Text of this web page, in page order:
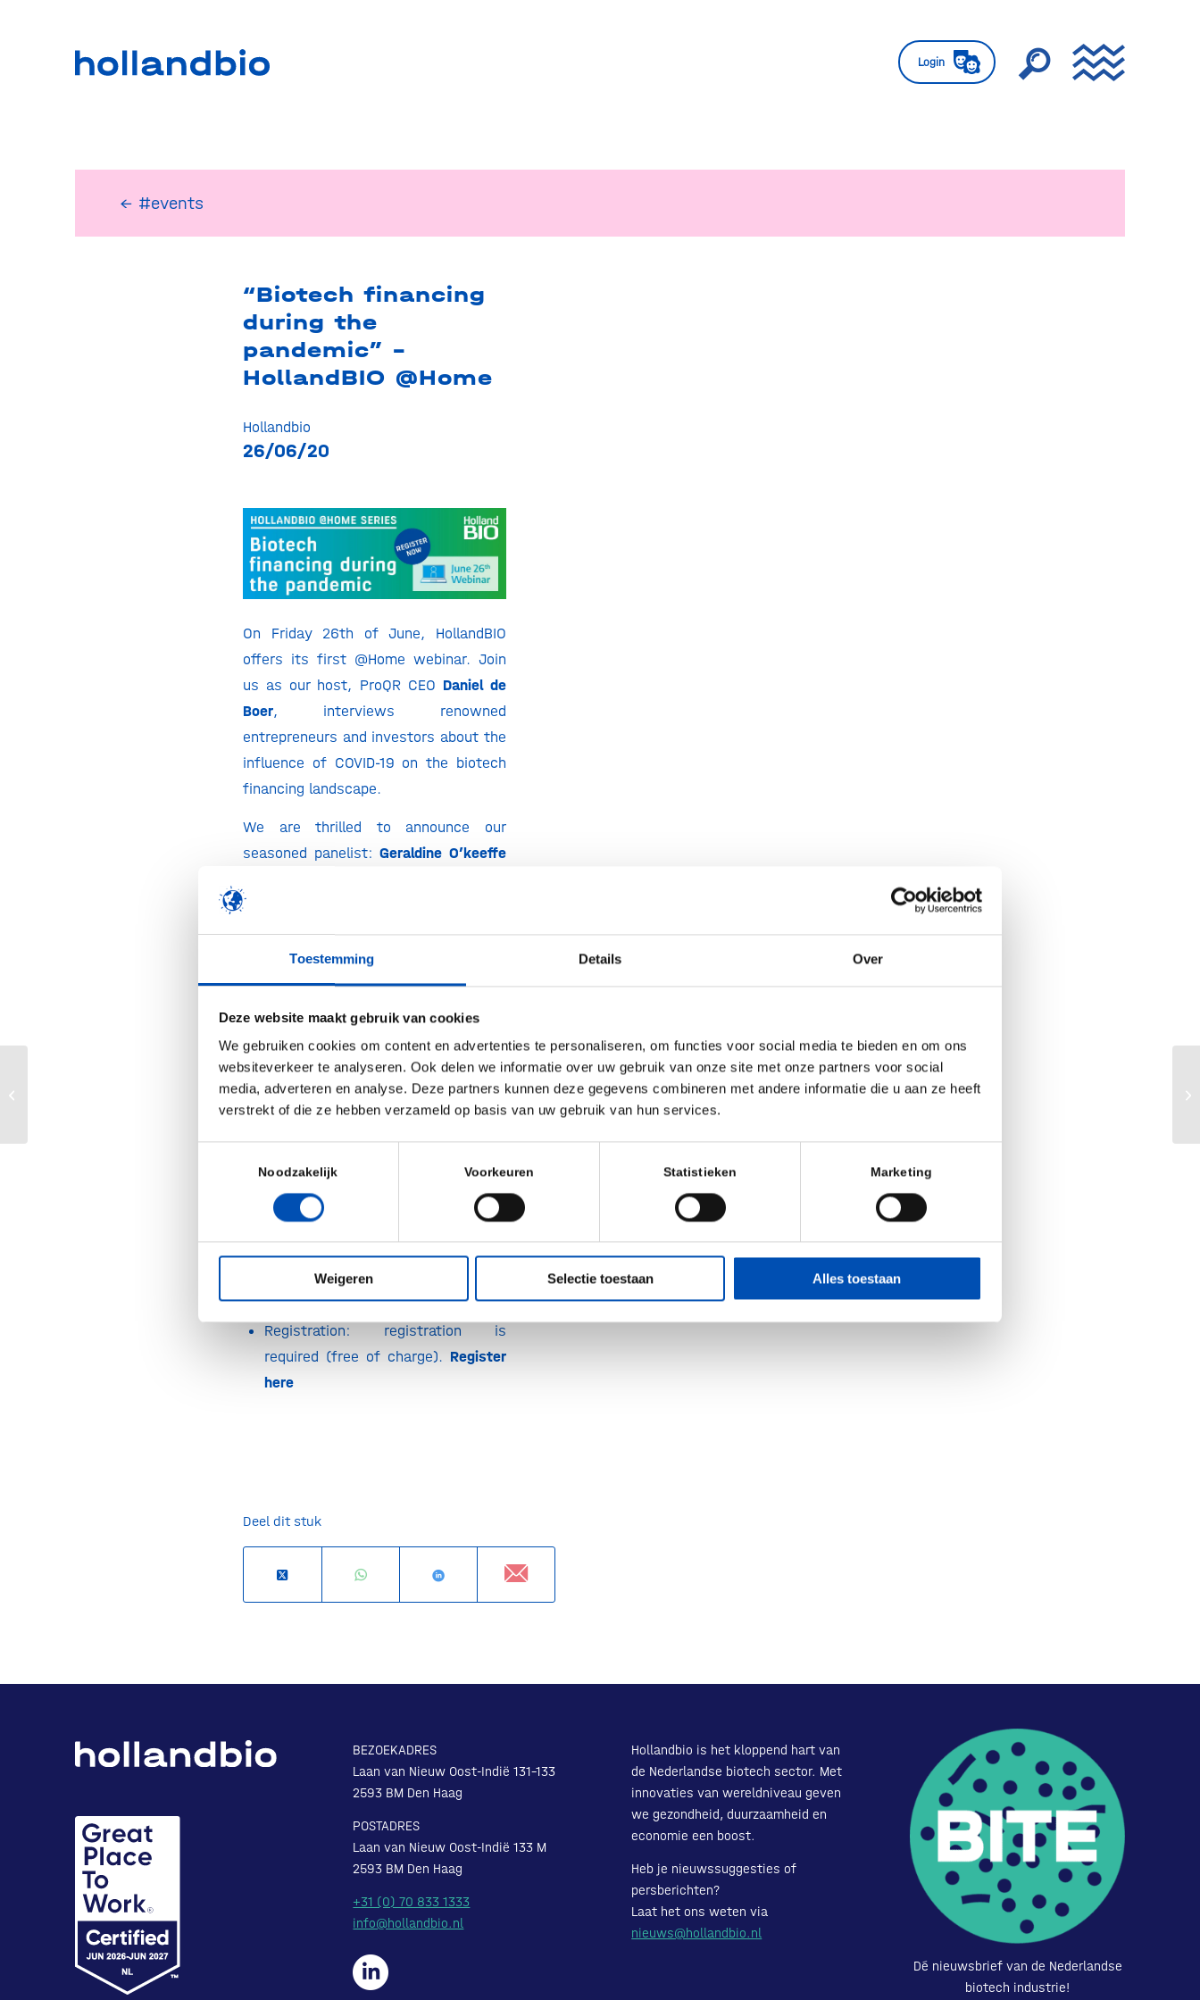
Toestemming Details Over
Deze website maakt gebruik van cookies
We gebruiken cookies om content en advertenties te personaliseren, om functies voor social media te bieden en om ons
websiteverkeer te analyseren. Ook delen we informatie over uw gebruik van onze site met onze partners voor social
media, adverteren en analyse. Deze partners kunnen deze gegevens combineren met andere informatie die u aan ze heeft
verstrekt of die ze hebben verzameld op basis van uw gebruik van hun services.
Noodzakelijk Voorkeuren Statistieken Marketing
Weigeren Selectie toestaan Alles toestaan
Login
← #events
“Biotech financing
during the
pandemic” –
HollandBIO @Home
Hollandbio
26/06/20
On Friday 26th of June, HollandBIO
offers its first @Home webinar. Join
us as our host, ProQR CEO Daniel de
Boer, interviews renowned
entrepreneurs and investors about the
influence of COVID-19 on the biotech
financing landscape.
We are thrilled to announce our
seasoned panelist:Geraldine O’keeffe
(Partner at Gilde),
of Meatable) andJan de Kerpel
(Managing director of Kempen). Guided
by Daniel, the panel will reflect on how
to raise capital during and after the
affect both biotech businesses,
capital markets and investors.
Practical information
Date: Friday the 26
of June
Webinar platform: ZOOM
Registration: registration is
required (free of charge). Register
here
Deel dit stuk
BEZOEKADRES
Laan van Nieuw Oost-Indië 131-133
2593 BM Den Haag
POSTADRES
Laan van Nieuw Oost-Indië 133 M
2593 BM Den Haag
+31 (0) 70 833 1333
info@hollandbio.nl
Hollandbio is het kloppend hart van
de Nederlandse biotech sector. Met
innovaties van wereldniveau geven
we gezondheid, duurzaamheid en
economie een boost.
Heb je nieuwssuggesties of
persberichten?
Laat het ons weten via
nieuws@hollandbio.nl
Dé nieuwsbrief van de Nederlandse
biotech industrie!
JLABS Webinar: Combatting COVID-19